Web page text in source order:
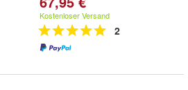
Kostenloser Versand
2